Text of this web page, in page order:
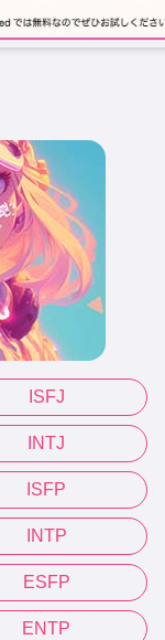
ISFJ
INTJ
ISFP
INTP
ESFP
ENTP